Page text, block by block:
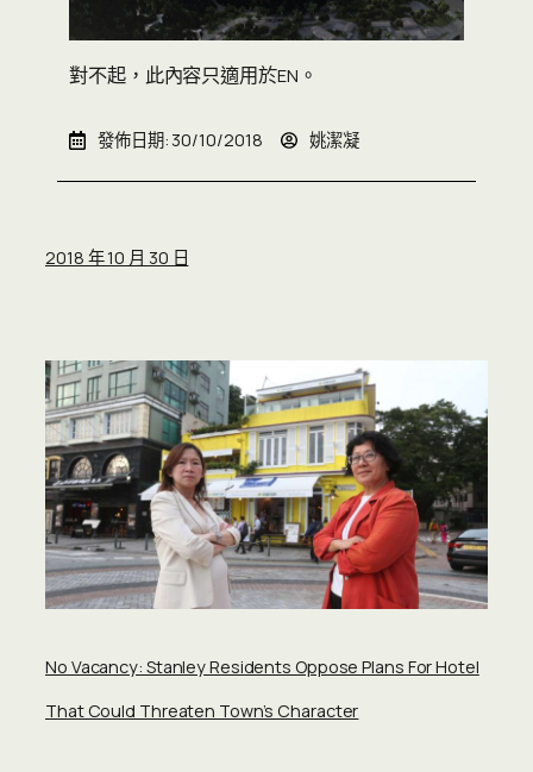
對不起，此內容只適用於EN 。
發佈日期: 30/10/2018 姚潔凝
2018 年 10 月 30 日
No Vacancy: Stanley Residents Oppose Plans For Hotel
That Could Threaten Town’s Character